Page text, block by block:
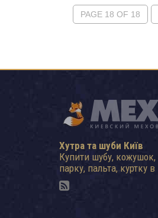
PAGE 18 OF 18
Хутра та шуби Київ
Купити шубу, кожушок,
парку, пальта, куртку